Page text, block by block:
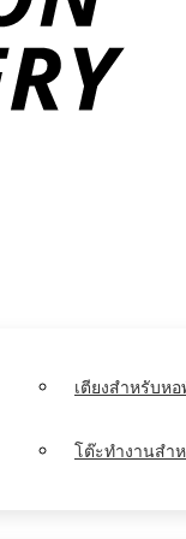
เตียงสำหรับหอ
โต๊ะทำงานสำ